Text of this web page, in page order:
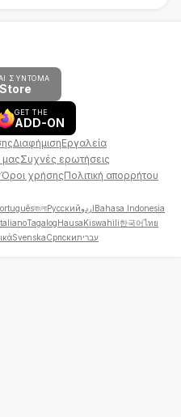
ΣΎΝΤΟΜΑ
GET THE
ADD-ON
ΔιαφήμισηΕργαλεία
μαςΣυχνές ερωτήσεις
Όροι χρήσηςΠολιτική απορρήτου
বাংলাРусскийاردوBahasa Indonesia
TagalogHausaKiswahili한국어ไทย
SvenskaСрпскиעברית